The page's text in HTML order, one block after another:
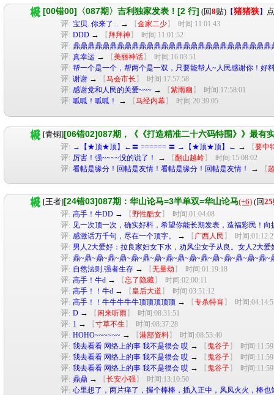
[00错00]〈087期〉吉利独家发表！[2 行] (回8贴) 【猪猪狭】
评: 宝贝..你来了... → 【金家二少】 时间:11:01:43
评: DDD → 【拜拜神】 时间:11:01:52
评: 鼎鼎鼎鼎鼎鼎鼎鼎鼎鼎鼎鼎鼎鼎鼎鼎鼎鼎鼎鼎鼎鼎鼎鼎鼎鼎鼎
评: 真幸运 → 【美丽神话】 时间:16:03:51
评: 帮一个是一个，帮两个是一双，只要能帮人~人民感谢你！好
评: 谢谢 → 【马会市长 】 时间:17:57:58
评: 感谢党和人民的关爱~~~ → 【紫雨幽 】 时间:17:58:01
评: 呱呱！呱呱！ → 【马经内幕】 时间:20:39:05
[青铜][06错02]087期，《《打造精准二十六码特围》》最有
评: →【★顶★顶】←〓 ====== 〓 →【★顶★顶】← → 【要中
评: 厉害！强~~~~没的说了！ → 【翻山越岭】 时间:15:08:02
评: 看帖是缘分！回帖是友情！看帖是缘分！回帖是友情！ → 【
[王者][24错03]087期：华山论马=3半单双=华山论马(+6) (回25
评: 高手！牛DD → 【野性酷女】 时间:01:04:08
评: 见一次顶一次，确实好料，希望你能长期发表，造福彩民！
评: 感激话万千句，尽在一个顶字。 → 【 广西人民 】 时间
评: 男人2大爱好：拉良家妇女下水，劝风尘女子从良。女人2大
评: 鼎~鼎~鼎~鼎~鼎~鼎~鼎~鼎~鼎~鼎~鼎~鼎~鼎~鼎~鼎~鼎~鼎~
评: 自然法则.强者生存 → 【无量劫 】 时间:01:19:18
评: 高手！牛d → 【忘了隐藏】 时间:02:00:11
评: 高手！！牛d → 【 皇后大道 】 时间:03:51:12
评: 高手！！牛牛牛牛牛顶顶顶顶顶 → 【专杀特肖 】 时间
评: D → 【闲来听雨】 时间:08:31:51
评: 1 → 【寸草不生 】 时间:08:37:28
评: HOHO~~~~~~ → 【港部资料】 时间:08:53:40
评: 我去看看 网络上的事 我不是很会 哎 → 【 鬼谷子】 时间
评: 我去看看 网络上的事 我不是很会 哎 → 【 鬼谷子】 时间
评: 我去看看 网络上的事 我不是很会 哎 → 【 鬼谷子】 时间
评: 鼎鼎 → 【长安小强】 时间:13:10:50
评: 心里想了，两片痒了，握个棒棒，插入正中，风风火火，棒